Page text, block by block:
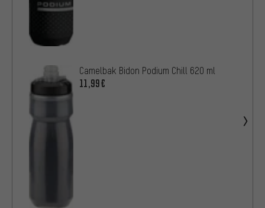
Camelbak Bidon Podium Chill 620 ml
11,99€